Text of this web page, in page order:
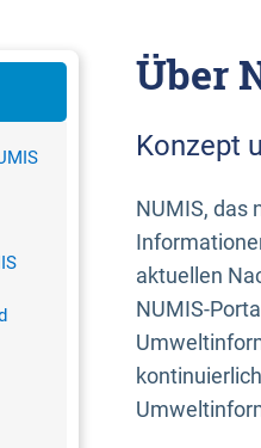
Über
Konzept
NUMIS, das
aktuellen
NUMIS-